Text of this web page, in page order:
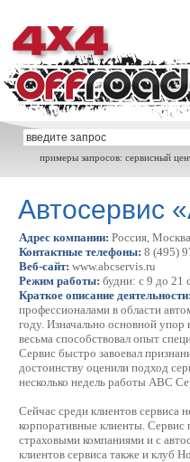
примеры запросов: сервисный
Автосервис
Адрес компании: Россия,
Контактные телефоны: 8 (495)
Веб-сайт: www.abcservis.ru
Режим работы: будни: с 9 до 21
Краткое описание деятельности:
профессионалами в области
году. Изначально основной упор
весьма способствовал опыт
Сервис быстро завоевал
достоинству оценили подход
несколько недель работы АВС
Сейчас среди клиентов сервиса
корпоративные клиенты. Сервис
страховыми компаниями и с
клиентов сервиса также и клуб